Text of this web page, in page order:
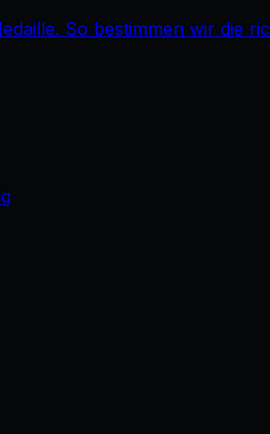
So bestimmen wir die